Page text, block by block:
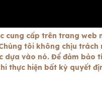
cung cấp trên trang web
tôi không chịu trách
vào nó. Để đảm bảo
thực hiện bất kỳ quyết